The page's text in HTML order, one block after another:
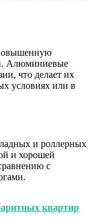
Алюминиевые
что делает их
условиях или в
и роллерных
и хорошей
с
квартир